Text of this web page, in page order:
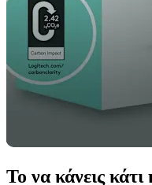
Το να κάνεις